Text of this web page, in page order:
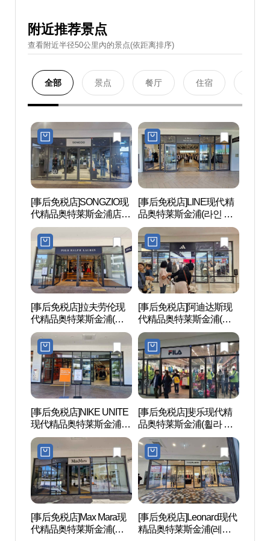
附近推荐景点
查看附近半径50公里內的景点(依距离排序)
全部 景点 餐厅 住宿
[事后免税店]SONGZIO现
代精品奥特莱斯金浦店
(송지오 현대프리미엄아
울렛 김포점)
[事后免税店]LINE现代精
品奥特莱斯金浦(라인 현
대프리미엄아울렛 김포
점)
[事后免税店]拉夫劳伦现
代精品奥特莱斯金浦(폴
로랄프로렌 현대프리미
엄아울렛 김포점)
[事后免税店]阿迪达斯现
代精品奥特莱斯金浦(아
디다스 현대프리미엄아
울렛 김포점)
[事后免税店]NIKE UNITE
现代精品奥特莱斯金浦店
(나이키유나이트 현대프
리미엄아울렛 김포점)
[事后免税店]斐乐现代精
品奥特莱斯金浦(휠라 현
대프리미엄아울렛 김포
점)
[事后免税店]Max Mara现
代精品奥特莱斯金浦(막
[事后免税店]Leonard现代
精品奥特莱斯金浦(레오